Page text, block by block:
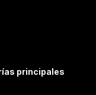
principales